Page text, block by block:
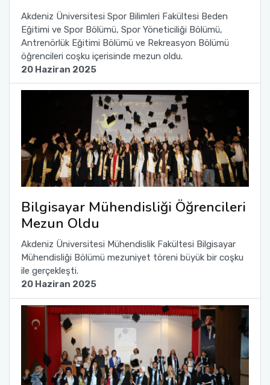
Akdeniz Üniversitesi Spor Bilimleri Fakültesi Beden
Eğitimi ve Spor Bölümü, Spor Yöneticiliği Bölümü,
Antrenörlük Eğitimi Bölümü ve Rekreasyon Bölümü
öğrencileri coşku içerisinde mezun oldu.
20 Haziran 2025
Bilgisayar Mühendisliği Öğrencileri
Mezun Oldu
Akdeniz Üniversitesi Mühendislik Fakültesi Bilgisayar
Mühendisliği Bölümü mezuniyet töreni büyük bir coşku
ile gerçekleşti.
20 Haziran 2025